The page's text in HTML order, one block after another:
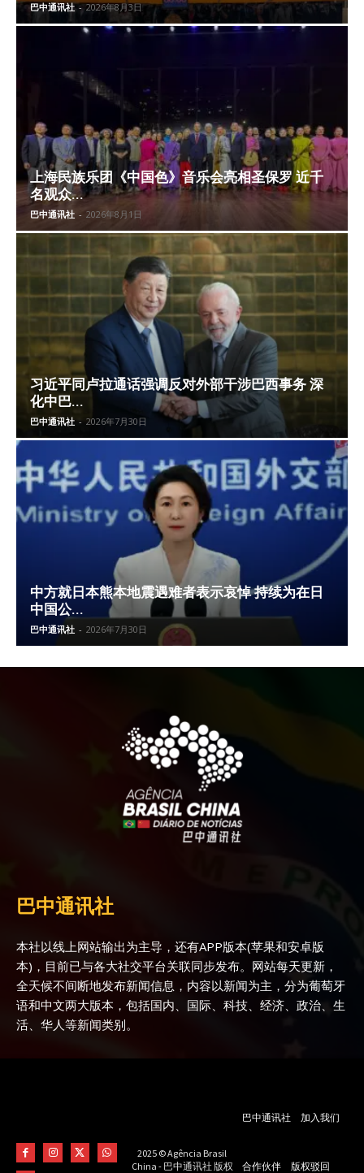
巴中通讯社 - 2026年8月3日
上海民族乐团《中国色》音乐会亮相圣保罗 近千
名观众...
巴中通讯社 - 2026年8月1日
习近平同卢拉通话强调反对外部干涉巴西事务 深
化中巴...
巴中通讯社 - 2026年7月30日
中方就日本熊本地震遇难者表示哀悼 持续为在日
中国公...
巴中通讯社 - 2026年7月30日
巴中通讯社
本社以线上网站输出为主导，还有APP版本(苹果和安卓版
本)，目前已与各大社交平台关联同步发布。网站每天更新，
全天候不间断地发布新闻信息，内容以新闻为主，分为葡萄牙
语和中文两大版本，包括国内、国际、科技、经济、政治、生
活、华人等新闻类别。
2025 © Agência Brasil
China - 巴中通讯社 版权
巴中通讯社 加入我们
合作伙伴 版权驳回